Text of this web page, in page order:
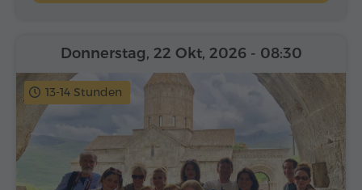
13-14 Stunden
Donnerstag, 22 Okt, 2026 - 08:30